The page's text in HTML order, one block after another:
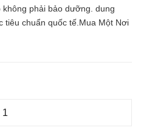
phải bảo dưỡng. dung
tiêu chuẩn quốc tế.Mua Một Nơi